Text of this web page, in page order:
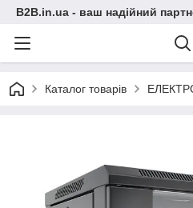
B2B.in.ua - ваш надійний
Каталог товарів